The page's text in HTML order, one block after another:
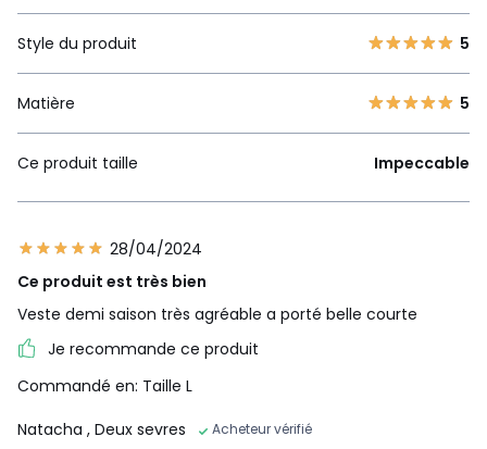
Style du produit 5
Matière 5
Ce produit taille Impeccable
28/04/2024
Ce produit est très bien
Veste demi saison très agréable a porté belle courte
Je recommande ce produit
Commandé en: Taille L
Natacha , Deux sevres Acheteur vérifié